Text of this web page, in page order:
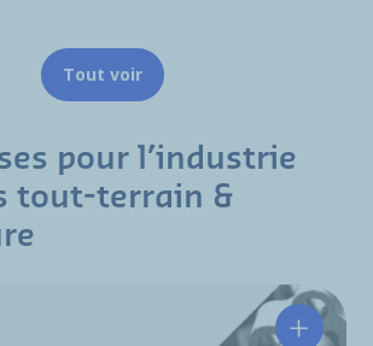
Tout voir
pour l’industrie
tout-terrain &